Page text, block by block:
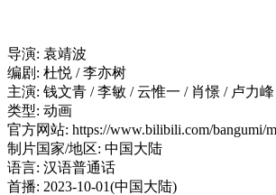
导演: 袁靖波
编剧: 杜悦 / 李亦树
主演: 钱文青 / 李敏 / 云惟一 / 肖憬 / 卢力
类型: 动画
官方网站: https://www.bilibili.com/bangumi/
制片国家/地区: 中国大陆
语言: 汉语普通话
首播: 2023-10-01(中国大陆)